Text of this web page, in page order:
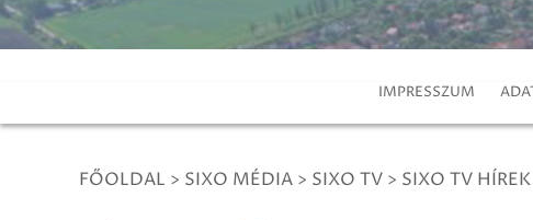
IMPRESSZUM
FŐOLDAL > SIXO MÉDIA > SIXO TV > SIXO TV HÍREK